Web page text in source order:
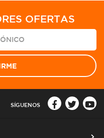
OFERTAS
SÍGUENOS